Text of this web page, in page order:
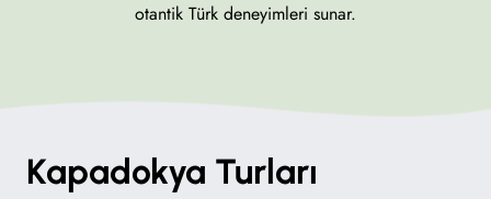
otantik Türk deneyimleri sunar.
Kapadokya Turları